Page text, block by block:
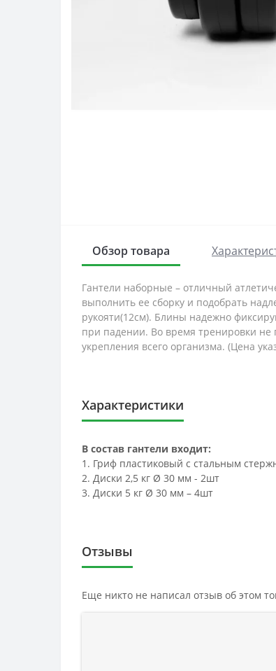
Обзор товара
Гантели наборные – отличный
выполнить ее сборку и подобрать
рукояти(12см). Блины надежно
при падении. Во время тренировки
укрепления всего организма. (Цена
Характеристики
В состав гантели входит:
1. Гриф пластиковый с стальным
2. Диски 2,5 кг Ø 30 мм - 2шт
3. Диски 5 кг Ø 30 мм – 4шт
Отзывы
Еще никто не написал отзыв об этом